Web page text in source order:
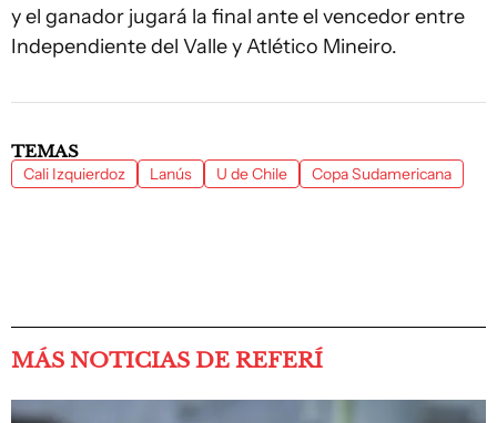
y el ganador jugará la final ante el vencedor entre
Independiente del Valle y Atlético Mineiro.
TEMAS
Cali Izquierdoz Lanús U de Chile Copa Sudamericana
MÁS NOTICIAS DE REFERÍ